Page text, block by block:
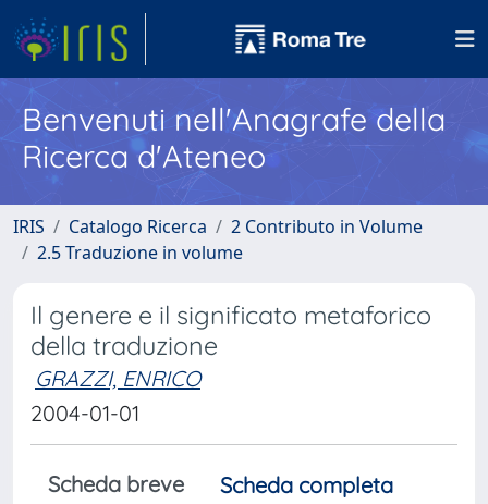
Benvenuti nell'Anagrafe della
Ricerca d'Ateneo
IRIS Catalogo Ricerca
2 Contributo in Volume
2.5 Traduzione in volume
Il genere e il significato metaforico
della traduzione
GRAZZI, ENRICO
2004-01-01
Scheda breve
Scheda completa